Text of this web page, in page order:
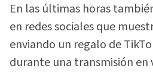
En las últimas horas
en redes sociales que
enviando un regalo de
durante una transmisión en